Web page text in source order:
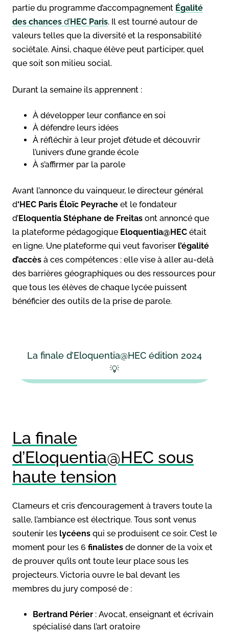
partie du programme d’accompagnement Égalité
des chances d’HEC Paris. Il est tourné autour de
valeurs telles que la diversité et la responsabilité
sociétale. Ainsi, chaque élève peut participer, quel
que soit son milieu social.
Durant la semaine ils apprennent :
À développer leur confiance en soi
À défendre leurs idées
À réfléchir à leur projet d’étude et découvrir
l’univers d’une grande école
À s’affirmer par la parole
Avant l’annonce du vainqueur, le directeur général
d‘HEC Paris Éloïc Peyrache et le fondateur
d’Eloquentia Stéphane de Freitas ont annoncé que
la plateforme pédagogique Eloquentia@HEC était
en ligne. Une plateforme qui veut favoriser l’égalité
d’accès à ces compétences : elle vise à aller au-delà
des barrières géographiques ou des ressources pour
que tous les élèves de chaque lycée puissent
bénéficier des outils de la prise de parole.
La finale d’Eloquentia@HEC édition 2024
💡
La finale
d’Eloquentia@HEC sous
haute tension
Clameurs et cris d’encouragement à travers toute la
salle, l’ambiance est électrique. Tous sont venus
soutenir les lycéens qui se produisent ce soir. C’est le
moment pour les 6 finalistes de donner de la voix et
de prouver qu’ils ont toute leur place sous les
projecteurs. Victoria ouvre le bal devant les
membres du jury composé de :
Bertrand Périer : Avocat, enseignant et écrivain
spécialisé dans l’art oratoire